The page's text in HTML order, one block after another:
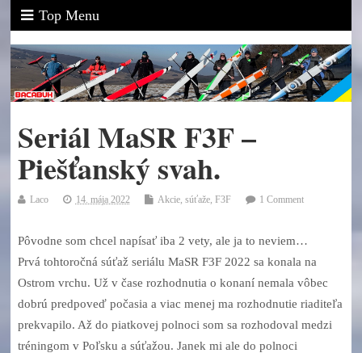
Top Menu
Seriál MaSR F3F –
Piešťanský svah.
Laco 14. mája 2022 Akcie, súťaže, F3F 1 Comment
Pôvodne som chcel napísať iba 2 vety, ale ja to neviem…
Prvá tohtoročná súťaž seriálu MaSR F3F 2022 sa konala na
Ostrom vrchu. Už v čase rozhodnutia o konaní nemala vôbec
dobrú predpoveď počasia a viac menej ma rozhodnutie riaditeľa
prekvapilo. Až do piatkovej polnoci som sa rozhodoval medzi
tréningom v Poľsku a súťažou. Janek mi ale do polnoci